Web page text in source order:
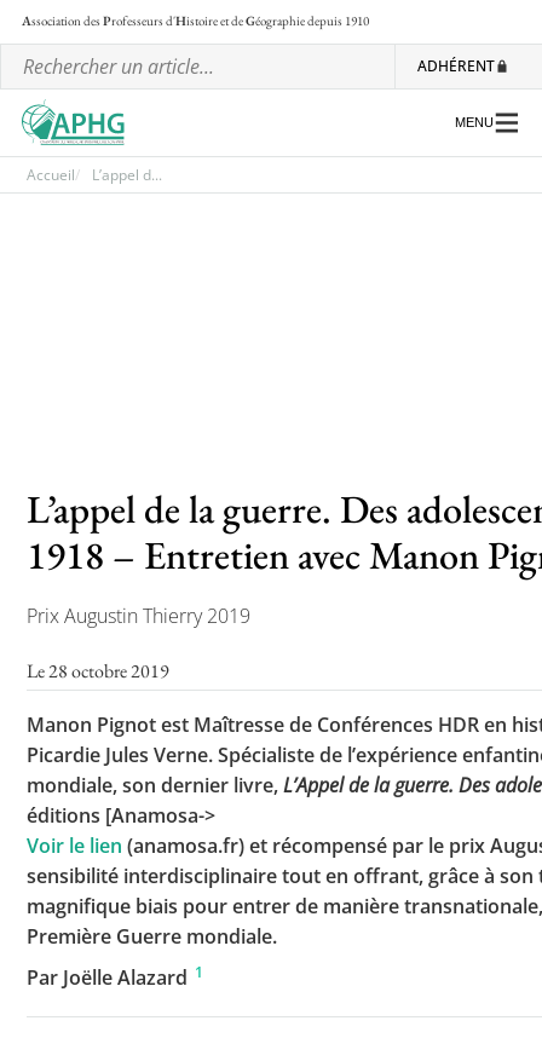
Association desProfesseurs d'Histoire et deGéographiedepuis 1910
ADHÉRENT
Les rendez-vous de l’APHG
Concours de recrutement
Concours scolaires
Conférences, tables rondes
Critique d’ouvrages publiés
Culture
MENU
Accueil L’appel d...
L’appel de la guerre. Des
1918 – Entretien avec Manon
Prix Augustin Thierry 2019
Le 28 octobre 2019
Manon Pignot est Maîtresse de Conférences HDR en
Picardie Jules Verne. Spécialiste de l’expérience
mondiale, son dernier livre,L’Appel de la guerre. Des
éditions [Anamosa->
Voir le lien (anamosa.fr) et récompensé par le prix
sensibilité interdisciplinaire tout en offrant, grâce à son
magnifique biais pour entrer de manière
Première Guerre mondiale.
Par Joëlle Alazard 1